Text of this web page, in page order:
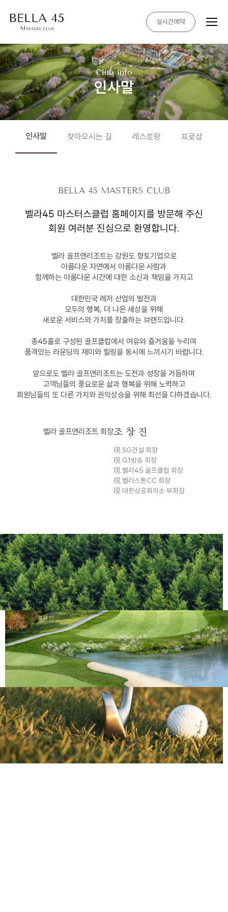
실시간예약
Club info
인사말
인사말 찾아오시는 길 레스토랑 프로샵
BELLA 45 MASTERS CLUB
벨라45 마스터스클럽 홈페이지를 방문해 주신
회원 여러분 진심으로 환영합니다.
벨라 골프앤리조트는 강원도 향토기업으로
아름다운 자연에서 아름다운 사람과
함께하는 아름다운 시간에 대한 소신과 책임을 가지고
대한민국 레저 산업의 발전과
모두의 행복, 더 나은 세상을 위해
새로운 서비스와 가치를 창출하는 브랜드입니다.
총45홀로 구성된 골프클럽에서 여유와 즐거움을 누리며
품격있는 라운딩의 재미와 힐링을 동시에 느끼시기 바랍니다.
앞으로도 벨라 골프앤리조트는 도전과 성장을 거듭하며
고객님들의 풍요로운 삶과 행복을 위해 노력하고
회원님들의 또 다른 가치와 권익상승을 위해 최선을 다하겠습니다.
벨라 골프앤리조트 회장조 창 진
現 SG건설 회장
現 G1방송 회장
現 벨라45 골프클럽 회장
現 벨라스톤CC 회장
現 대한상공회의소 부회장